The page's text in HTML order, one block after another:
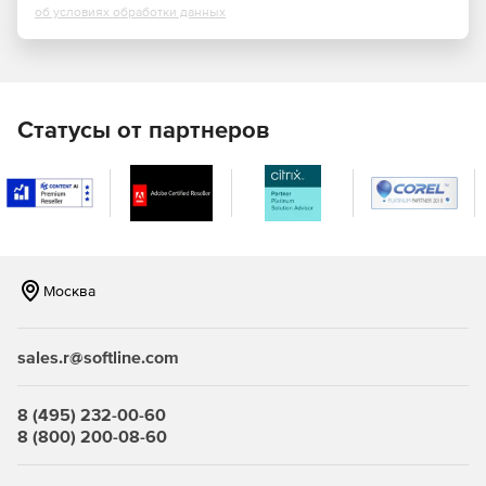
Контроль целостности системного реестра Windows.
Контроль конфигурации компьютера (PCI-устройств,
Наличие сертификатов ФСБ и ФСТЭК России.
об условиях обработки данных
Статусы от партнеров
Москва
sales.r@softline.com
8 (495) 232-00-60
8 (800) 200-08-60